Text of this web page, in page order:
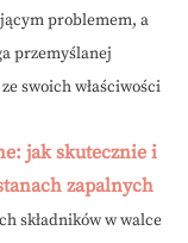
problemem, a
przemyślanej
swoich właściwości
jak skutecznie i
zapalnych
składników w walce